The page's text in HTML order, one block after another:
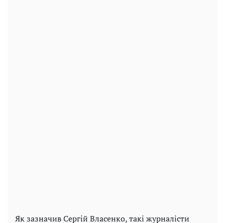
Як зазначив Сергій Власенко, такі журналісти